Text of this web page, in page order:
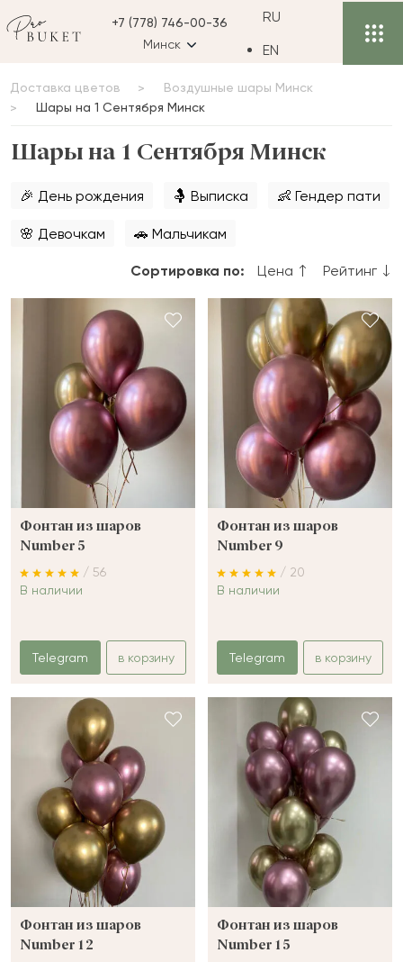
+7 (778) 746-00-36
Минск
RU
EN
Доставка цветов
Воздушные шары Минск
Шары на 1 Сентября Минск
Шары на 1 Сентября Минск
🎉 День рождения 🤱 Выписка 👶 Гендер пати
🌸 Девочкам 🚗 Мальчикам
Сортировка по: Цена Рейтинг
Фонтан из шаров
Number 5
/ 56
В наличии
Telegram в корзину
Фонтан из шаров
Number 9
/ 20
В наличии
Telegram в корзину
Фонтан из шаров
Number 12
Фонтан из шаров
Number 15